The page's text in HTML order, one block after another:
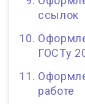
ссылок
ГОСТу
работе